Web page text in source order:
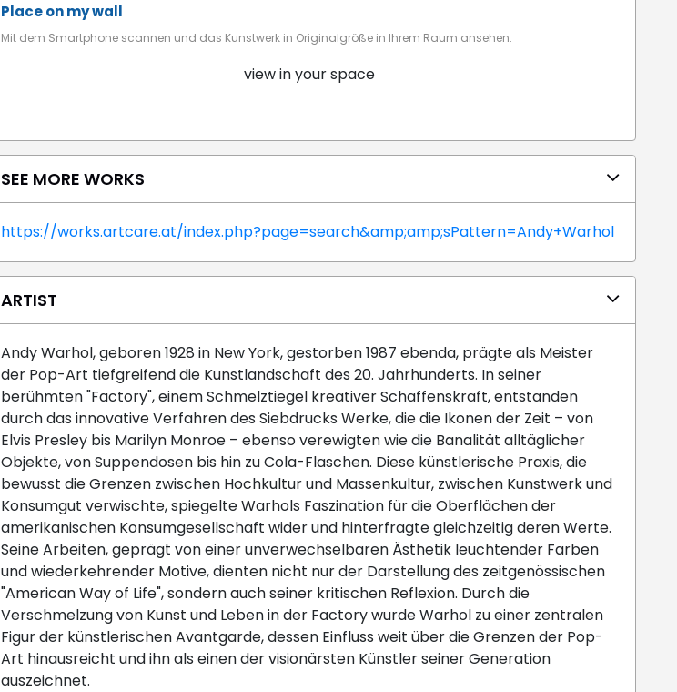
Place on my wall
Mit dem Smartphone scannen und das Kunstwerk in Originalgröße in Ihrem Raum ansehen.
view in your space
SEE MORE WORKS
https://works.artcare.at/index.php?page=search&amp;amp;sPattern=Andy+Warhol
ARTIST
Andy Warhol, geboren 1928 in New York, gestorben 1987 ebenda, prägte als Meister
der Pop-Art tiefgreifend die Kunstlandschaft des 20. Jahrhunderts. In seiner
berühmten "Factory", einem Schmelztiegel kreativer Schaffenskraft, entstanden
durch das innovative Verfahren des Siebdrucks Werke, die die Ikonen der Zeit – von
Elvis Presley bis Marilyn Monroe – ebenso verewigten wie die Banalität alltäglicher
Objekte, von Suppendosen bis hin zu Cola-Flaschen. Diese künstlerische Praxis, die
bewusst die Grenzen zwischen Hochkultur und Massenkultur, zwischen Kunstwerk und
Konsumgut verwischte, spiegelte Warhols Faszination für die Oberflächen der
amerikanischen Konsumgesellschaft wider und hinterfragte gleichzeitig deren Werte.
Seine Arbeiten, geprägt von einer unverwechselbaren Ästhetik leuchtender Farben
und wiederkehrender Motive, dienten nicht nur der Darstellung des zeitgenössischen
"American Way of Life", sondern auch seiner kritischen Reflexion. Durch die
Verschmelzung von Kunst und Leben in der Factory wurde Warhol zu einer zentralen
Figur der künstlerischen Avantgarde, dessen Einfluss weit über die Grenzen der Pop-
Art hinausreicht und ihn als einen der visionärsten Künstler seiner Generation
auszeichnet.